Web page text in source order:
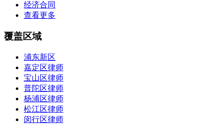
经济合同
查看更多
覆盖区域
浦东新区
嘉定区律师
宝山区律师
普陀区律师
杨浦区律师
松江区律师
闵行区律师